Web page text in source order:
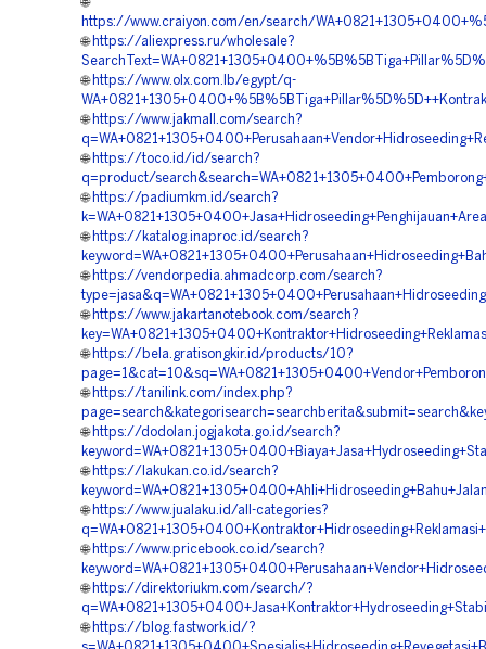
🌐
https://www.craiyon.com/en/search/
🌐 https://aliexpress.ru/wholesale?
🌐 https://www.olx.com.lb/egypt/q-
🌐 https://www.jakmall.com/search?
🌐 https://toco.id/id/search?
q=product/
🌐 https://padiumkm.id/search?
🌐 https://katalog.inaproc.id/search?
🌐 https://vendorpedia.ahmadcorp.com/search?
🌐 https://www.jakartanotebook.com/search?
🌐 https://bela.gratisongkir.id/products/10?
🌐 https://tanilink.com/index.php?
🌐 https://dodolan.jogjakota.go.id/search?
🌐 https://lakukan.co.id/search?
🌐 https://www.jualaku.id/all-categories?
🌐 https://www.pricebook.co.id/search?
🌐 https://direktoriukm.com/search/?
🌐 https://blog.fastwork.id/?